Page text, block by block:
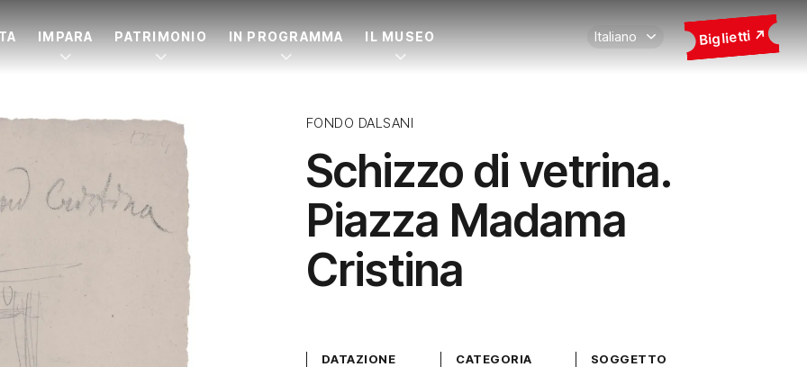
IMPARA PATRIMONIO IN PROGRAMMA IL MUSEO Biglietti
FONDO DALSANI
Schizzo di vetrina.
Piazza Madama
Cristina
DATAZIONE CATEGORIA SOGGETTO